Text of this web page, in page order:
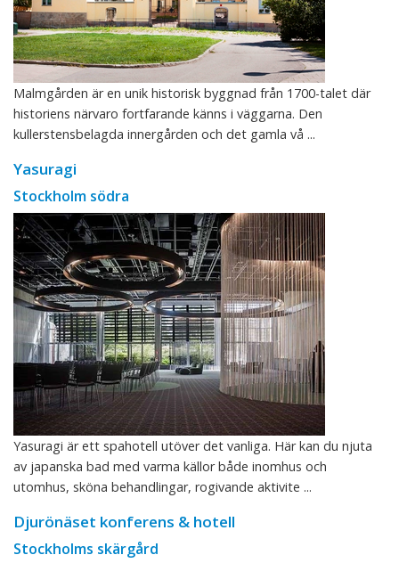
Malmgården är en unik historisk byggnad från 1700-talet där
historiens närvaro fortfarande känns i väggarna. Den
kullerstensbelagda innergården och det gamla vå ...
Yasuragi
Stockholm södra
Yasuragi är ett spahotell utöver det vanliga. Här kan du njuta
av japanska bad med varma källor både inomhus och
utomhus, sköna behandlingar, rogivande aktivite ...
Djurönäset konferens & hotell
Stockholms skärgård